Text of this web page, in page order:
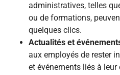
administratives, telles
ou de formations,
quelques clics.
Actualités et
aux employés de rester
et événements liés à leur